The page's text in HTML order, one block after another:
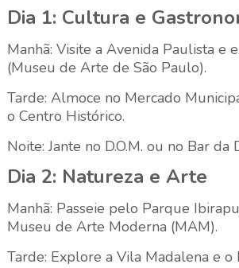
Dia 1: Cultura e
Manhã: Visite a Avenida Paulista e
(Museu de Arte de São Paulo).
Tarde: Almoce no Mercado
o Centro Histórico.
Noite: Jante no D.O.M. ou no Bar da
Dia 2: Natureza e Arte
Manhã: Passeie pelo Parque
Museu de Arte Moderna (MAM).
Tarde: Explore a Vila Madalena e o